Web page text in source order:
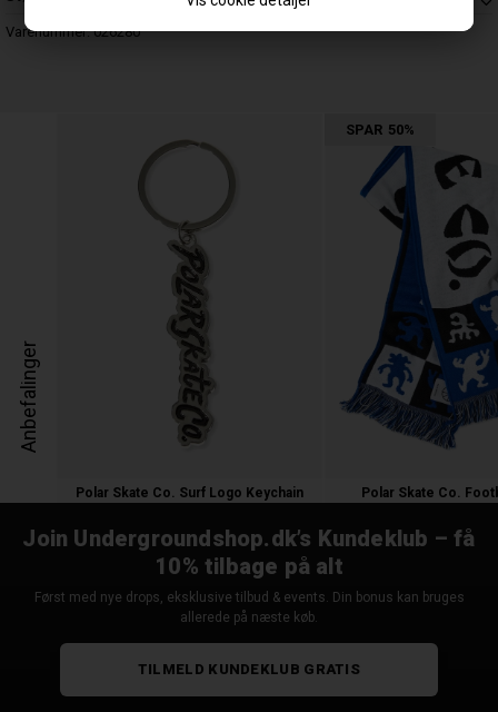
Varenummer:026280
Anbefalinger
Polar Skate Co. Surf Logo Keychain
SPAR 50%
Polar Skate Co.
Join Undergroundshop.dk’s Kundeklub – få
10% tilbage på alt
Først med nye drops, eksklusive tilbud & events. Din bonus kan bruges
allerede på næste køb.
TILMELD KUNDEKLUB GRATIS